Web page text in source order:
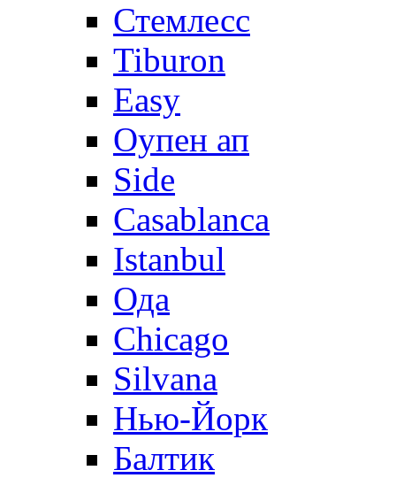
Стемлесс
Tiburon
Easy
Оупен ап
Side
Casablanca
Istanbul
Ода
Chicago
Silvana
Нью-Йорк
Балтик